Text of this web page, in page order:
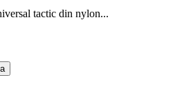
tactic din nylon...